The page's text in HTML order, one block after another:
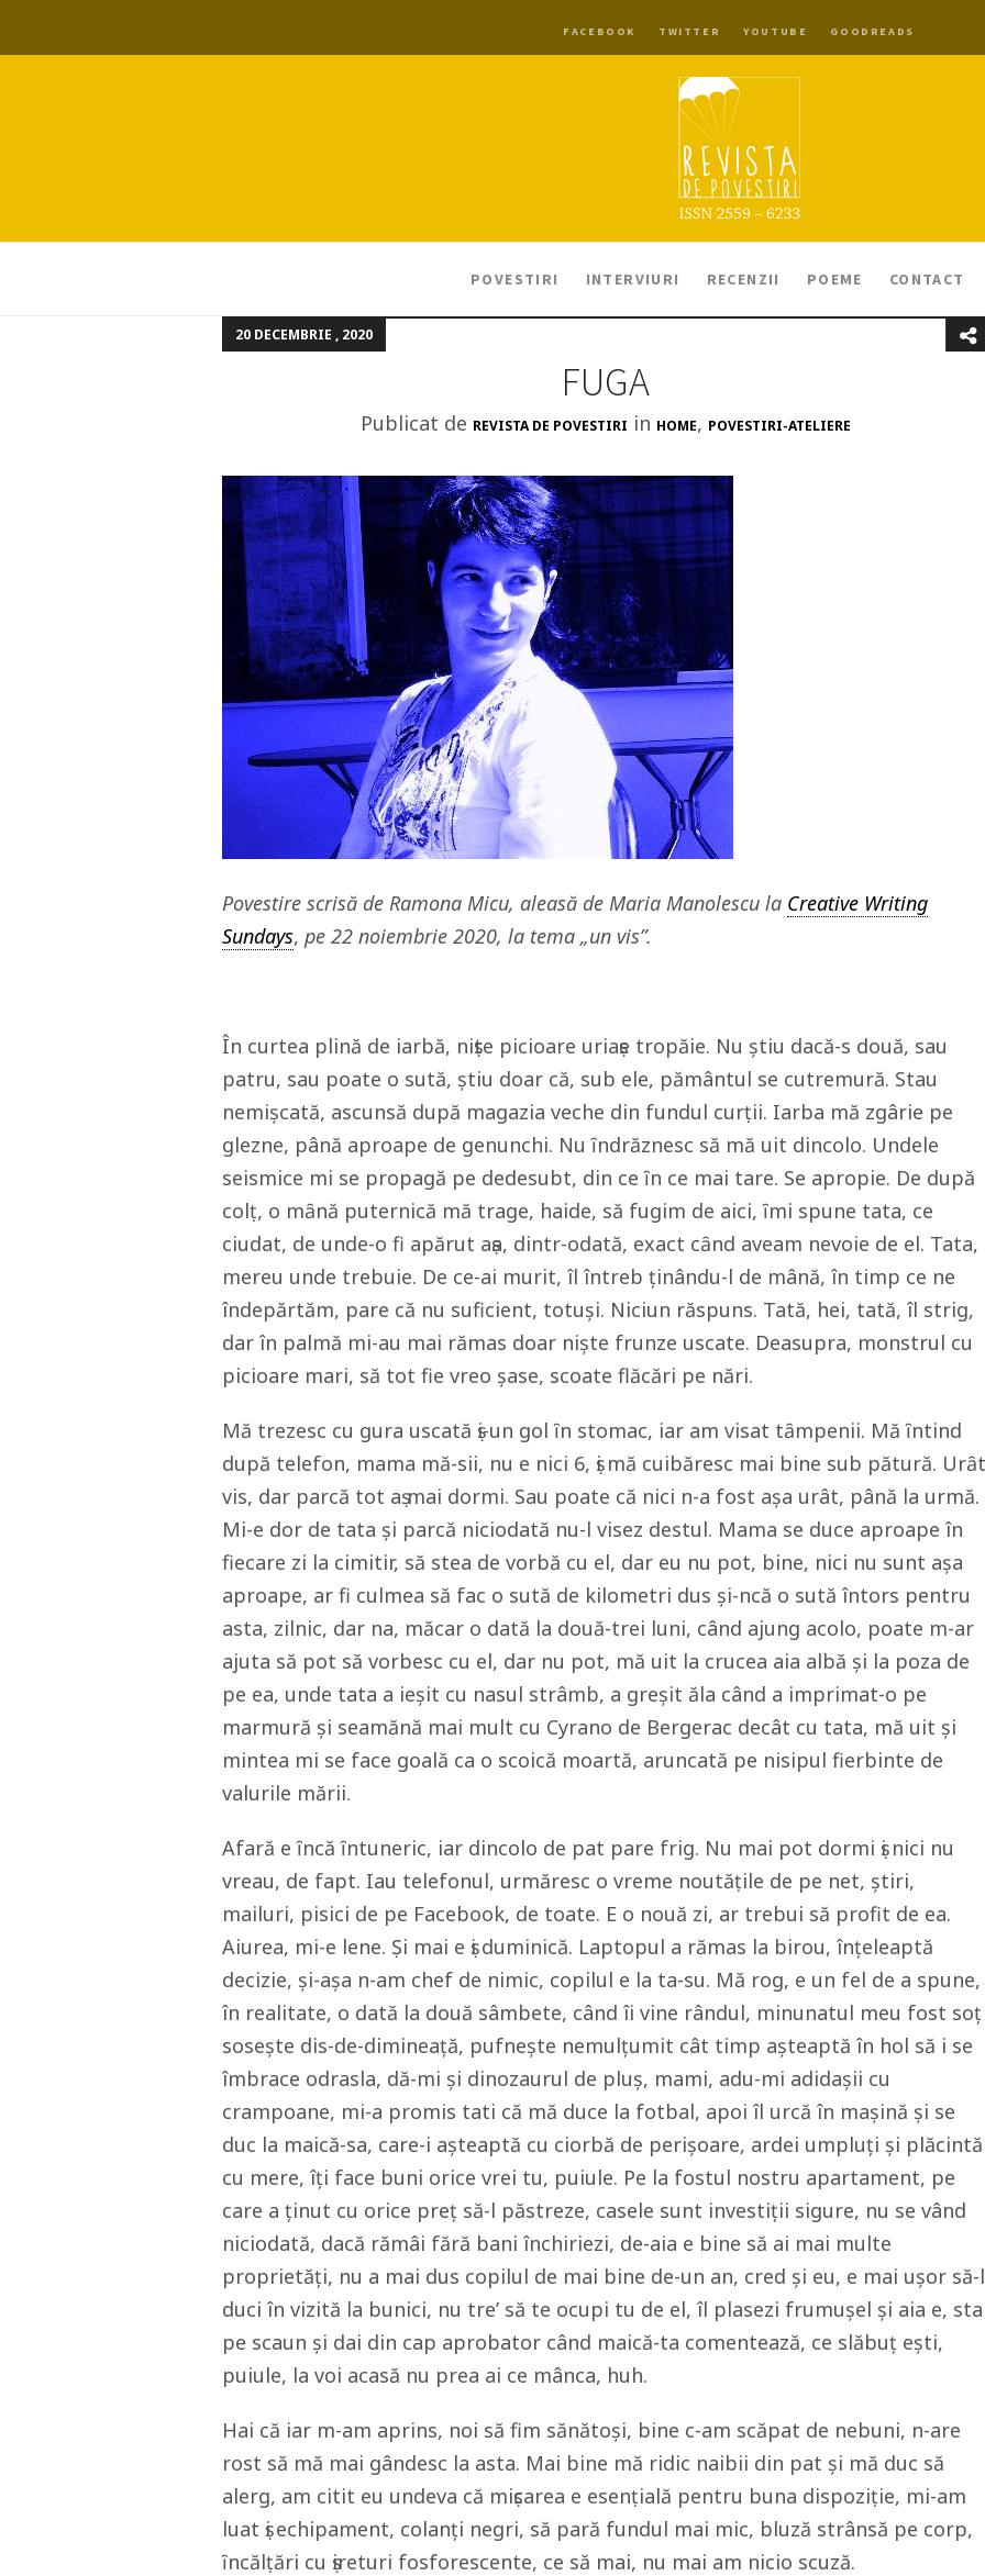
FACEBOOK TWITTER YOUTUBE GOODREADS
POVESTIRI INTERVIURI RECENZII POEME CONTACT
20 DECEMBRIE , 2020
FUGA
Publicat de REVISTA DE POVESTIRI in HOME, POVESTIRI-ATELIERE
Povestire scrisă de Ramona Micu, aleasă de Maria Manolescu la Creative Writing
Sundays, pe 22 noiembrie 2020, la tema „un vis”.
În curtea plină de iarbă, niṣte picioare uriaṣe tropăie. Nu ştiu dacă-s două, sau
patru, sau poate o sută, ştiu doar că, sub ele, pământul se cutremură. Stau
nemişcată, ascunsă după magazia veche din fundul curṭii. Iarba mă zgârie pe
glezne, până aproape de genunchi. Nu ȋndrăznesc să mă uit dincolo. Undele
seismice mi se propagă pe dedesubt, din ce ȋn ce mai tare. Se apropie. De după
colṭ, o mȃnă puternică mă trage, haide, să fugim de aici, ȋmi spune tata, ce
ciudat, de unde-o fi apărut aṣa, dintr-odată, exact cȃnd aveam nevoie de el. Tata,
mereu unde trebuie. De ce-ai murit, îl întreb ţinându-l de mână, în timp ce ne
îndepărtăm, pare că nu suficient, totuşi. Niciun răspuns. Tată, hei, tată, îl strig,
dar în palmă mi-au mai rămas doar nişte frunze uscate. Deasupra, monstrul cu
picioare mari, să tot fie vreo şase, scoate flăcări pe nări.
Mă trezesc cu gura uscată ṣi-un gol ȋn stomac, iar am visat tȃmpenii. Mă ȋntind
după telefon, mama mă-sii, nu e nici 6, ṣi mă cuibăresc mai bine sub pătură. Urȃt
vis, dar parcă tot aṣ mai dormi. Sau poate că nici n-a fost aşa urât, până la urmă.
Mi-e dor de tata şi parcă niciodată nu-l visez destul. Mama se duce aproape în
fiecare zi la cimitir, să stea de vorbă cu el, dar eu nu pot, bine, nici nu sunt aşa
aproape, ar fi culmea să fac o sută de kilometri dus şi-ncă o sută întors pentru
asta, zilnic, dar na, măcar o dată la două-trei luni, când ajung acolo, poate m-ar
ajuta să pot să vorbesc cu el, dar nu pot, mă uit la crucea aia albă şi la poza de
pe ea, unde tata a ieşit cu nasul strâmb, a greşit ăla când a imprimat-o pe
marmură şi seamănă mai mult cu Cyrano de Bergerac decât cu tata, mă uit şi
mintea mi se face goală ca o scoică moartă, aruncată pe nisipul fierbinte de
valurile mării.
Afară e ȋncă ȋntuneric, iar dincolo de pat pare frig. Nu mai pot dormi ṣi nici nu
vreau, de fapt. Iau telefonul, urmăresc o vreme noutăṭile de pe net, ştiri,
mailuri, pisici de pe Facebook, de toate. E o nouă zi, ar trebui să profit de ea.
Aiurea, mi-e lene. Ṣi mai e ṣi duminică. Laptopul a rămas la birou, înţeleaptă
decizie, şi-aşa n-am chef de nimic, copilul e la ta-su. Mă rog, e un fel de a spune,
în realitate, o dată la două sâmbete, când îi vine rândul, minunatul meu fost soţ
soseşte dis-de-dimineaţă, pufneşte nemulţumit cât timp aşteaptă în hol să i se
îmbrace odrasla, dă-mi şi dinozaurul de pluş, mami, adu-mi adidaşii cu
crampoane, mi-a promis tati că mă duce la fotbal, apoi îl urcă în maşină şi se
duc la maică-sa, care-i aşteaptă cu ciorbă de perişoare, ardei umpluţi şi plăcintă
cu mere, îţi face buni orice vrei tu, puiule. Pe la fostul nostru apartament, pe
care a ţinut cu orice preţ să-l păstreze, casele sunt investiţii sigure, nu se vând
niciodată, dacă rămâi fără bani închiriezi, de-aia e bine să ai mai multe
proprietăţi, nu a mai dus copilul de mai bine de-un an, cred şi eu, e mai uşor să-l
duci în vizită la bunici, nu tre’ să te ocupi tu de el, îl plasezi frumuşel şi aia e,
pe scaun şi dai din cap aprobator când maică-ta comentează, ce slăbuţ eşti,
puiule, la voi acasă nu prea ai ce mânca, huh.
Hai că iar m-am aprins, noi să fim sănătoşi, bine c-am scăpat de nebuni, n-are
rost să mă mai gândesc la asta. Mai bine mă ridic naibii din pat şi mă duc să
alerg, am citit eu undeva că miṣcarea e esenṭială pentru buna dispoziṭie, mi-am
luat ṣi echipament, colanţi negri, să pară fundul mai mic, bluză strânsă pe corp,
ȋncălṭări cu ṣireturi fosforescente, ce să mai, nu mai am nicio scuză.